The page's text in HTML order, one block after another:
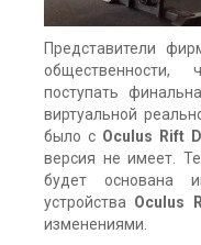
Представители
поступать
виртуальной
было с Oculus Rift
версия не имеет.
будет основана
устройства Oculus
изменениями.